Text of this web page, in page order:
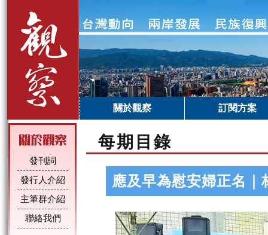
關於觀察 訂閱方案
發刊詞
發行人介紹
主筆群介紹
聯絡我們
每期目錄
應及早為慰安婦正名｜